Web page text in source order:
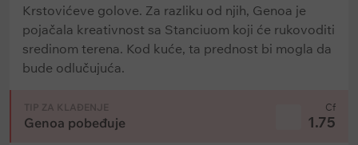
Krstovićeve golove. Za razliku od njih, Genoa je
pojačala kreativnost sa Stanciuom koji će rukovoditi
sredinom terena. Kod kuće, ta prednost bi mogla da
bude odlučujuća.
TIP ZA KLAĐENJE
Genoa pobeđuje
Cf
1.75